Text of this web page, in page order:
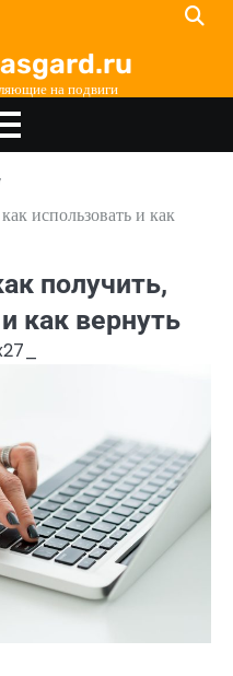
на подвиги
использовать и как
получить,
как вернуть